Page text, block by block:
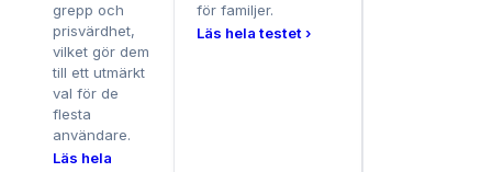
grepp och
prisvärdhet,
vilket gör dem
till ett utmärkt
val för de
flesta
användare.
Läs hela
för familjer.
Läs hela testet ›